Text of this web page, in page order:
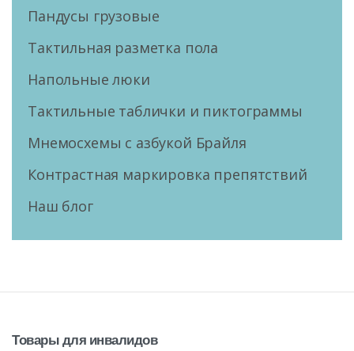
Пандусы грузовые
Тактильная разметка пола
Напольные люки
Тактильные таблички и пиктограммы
Мнемосхемы с азбукой Брайля
Контрастная маркировка препятствий
Наш блог
Товарыдля инвалидов